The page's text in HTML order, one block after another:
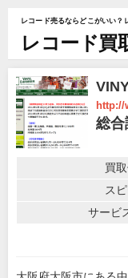
レコード売るならどこがいい？
レコード買
http://
総合
買
ス
サービ